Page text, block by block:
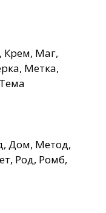
Крем, Маг,
Метка,
Дом, Метод,
Род, Ромб,